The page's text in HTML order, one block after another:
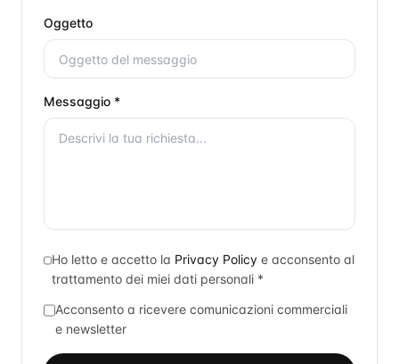
Oggetto
Messaggio *
Ho letto e accetto la Privacy Policy e acconsento al
trattamento dei miei dati personali *
Acconsento a ricevere comunicazioni commerciali
e newsletter